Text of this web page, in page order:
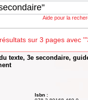
Aide pour la
sur 3 pages avec
texte, 3e secondaire,
Isbn :